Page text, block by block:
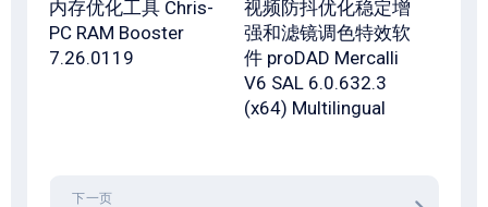
内存优化工具 Chris-
PC RAM Booster
7.26.0119
视频防抖优化稳定增
强和滤镜调色特效软
件 proDAD Mercalli
V6 SAL 6.0.632.3
(x64) Multilingual
下一页